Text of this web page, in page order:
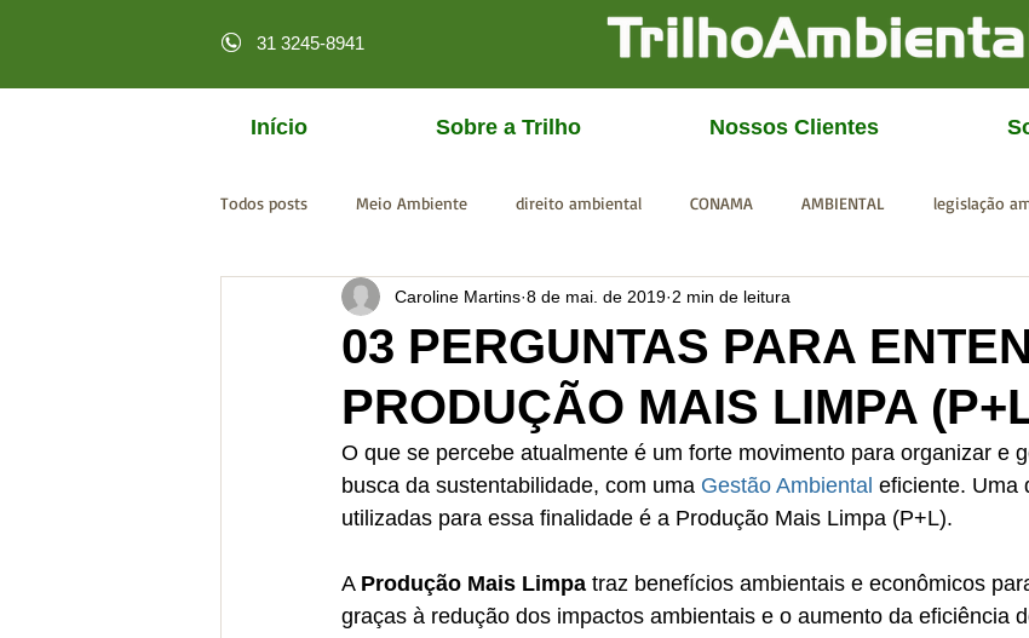
31 3245-8941
Início Sobre a Trilho Nossos Clientes
Todos posts Meio Ambiente direito ambiental CONAMA AMBIENTAL legislação
licenciamento online MPF CGU IBAMA SISEMA
03 PERGUNTAS PARA
PRODUÇÃO MAIS LIMPA
Caroline Martins 8 de mai. de 2019 2 min de leitura
O que se percebe atualmente é um forte movimento para organizar e
busca da sustentabilidade, com uma Gestão Ambiental eficiente. Uma
utilizadas para essa finalidade é a Produção Mais Limpa (P+L).
A Produção Mais Limpa traz benefícios ambientais e econômicos
graças à redução dos impactos ambientais e o aumento da eficiência